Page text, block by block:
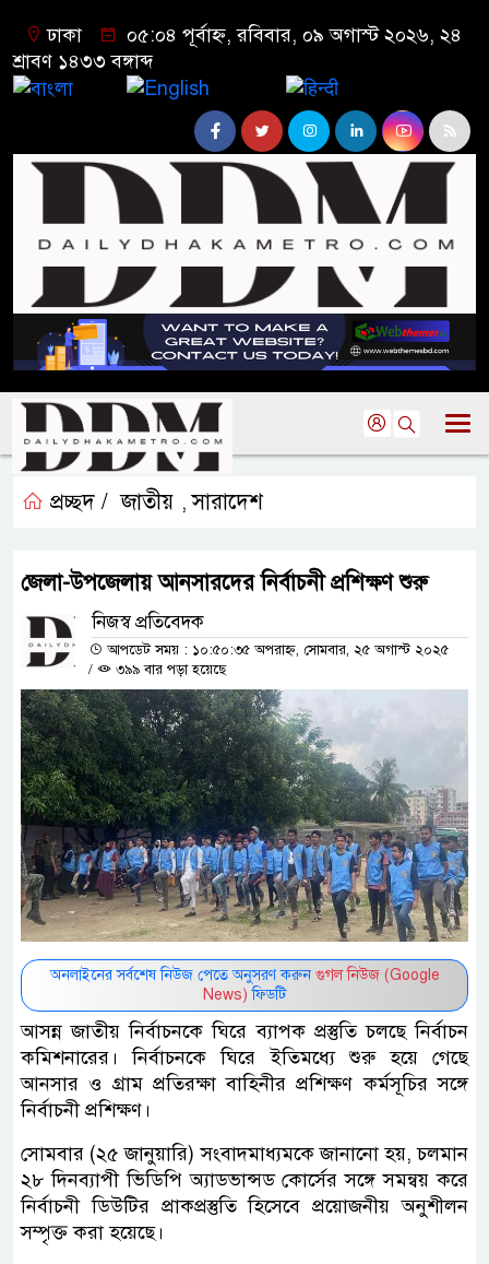
ঢাকা
০৫:০৪ পূর্বাহ্ন, রবিবার, ০৯ অগাস্ট ২০২৬, ২৪
শ্রাবণ ১৪৩৩ বঙ্গাব্দ
প্রচ্ছদ / জাতীয় ,সারাদেশ
জেলা-উপজেলায় আনসারদের নির্বাচনী প্রশিক্ষণ শুরু
নিজস্ব প্রতিবেদক
আপডেট সময় : ১০:৫০:৩৫ অপরাহ্ন, সোমবার, ২৫ অগাস্ট ২০২৫
/
৩৯৯ বার পড়া হয়েছে
অনলাইনের সর্বশেষ নিউজ পেতে অনুসরণ করুন গুগল নিউজ (Google
News) ফিডটি
আসন্ন জাতীয় নির্বাচনকে ঘিরে ব্যাপক প্রস্তুতি চলছে নির্বাচন
কমিশনারের। নির্বাচনকে ঘিরে ইতিমধ্যে শুরু হয়ে গেছে
আনসার ও গ্রাম প্রতিরক্ষা বাহিনীর প্রশিক্ষণ কর্মসূচির সঙ্গে
নির্বাচনী প্রশিক্ষণ।
সোমবার (২৫ জানুয়ারি) সংবাদমাধ্যমকে জানানো হয়, চলমান
২৮ দিনব্যাপী ভিডিপি অ্যাডভান্সড কোর্সের সঙ্গে সমন্বয় করে
নির্বাচনী ডিউটির প্রাকপ্রস্তুতি হিসেবে প্রয়োজনীয় অনুশীলন
সম্পৃক্ত করা হয়েছে।